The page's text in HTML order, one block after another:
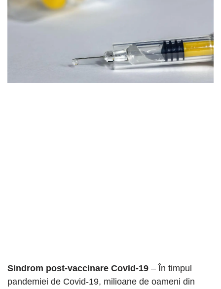
Sindrom post-vaccinare Covid-19 – În timpul
pandemiei de Covid-19, milioane de oameni din